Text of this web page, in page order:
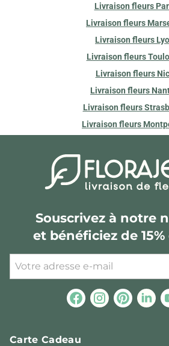
Livraison fleurs
Livraison fleurs
Livraison fleurs
Livraison fleurs
Livraison fleurs
Livraison fleurs
Livraison fleurs
Livraison fleurs
Souscrivez à notre
et bénéficiez de
Carte Cadeau